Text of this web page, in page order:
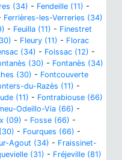
(34) - Fendeille (11) -
Ferrières-les-Verreries (34)
- Feuilla (11) - Finestret
- Fleury (11) - Florac
(34) - Foissac (12) -
(30) - Fontanès (34)
(30) - Fontcouverte
du-Razès (11) -
(11) - Fontrabiouse (66)
Odeillo-Via (66) -
(09) - Fosse (66) -
- Fourques (66) -
Agout (34) - Fraissinet-
(31) - Fréjeville (81)